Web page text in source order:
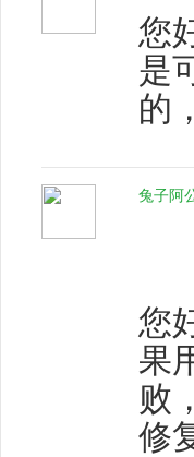
您
是
的
兔子阿
您
果
败
修